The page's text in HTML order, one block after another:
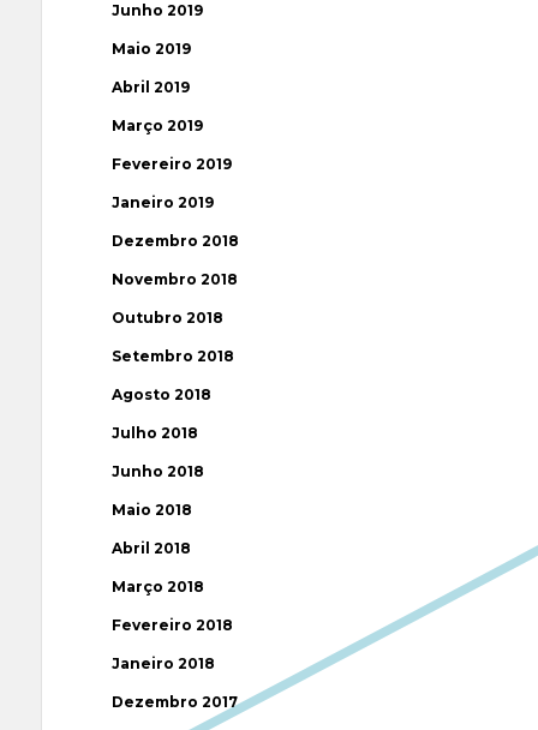
Junho 2019
Maio 2019
Abril 2019
Março 2019
Fevereiro 2019
Janeiro 2019
Dezembro 2018
Novembro 2018
Outubro 2018
Setembro 2018
Agosto 2018
Julho 2018
Junho 2018
Maio 2018
Abril 2018
Março 2018
Fevereiro 2018
Janeiro 2018
Dezembro 2017